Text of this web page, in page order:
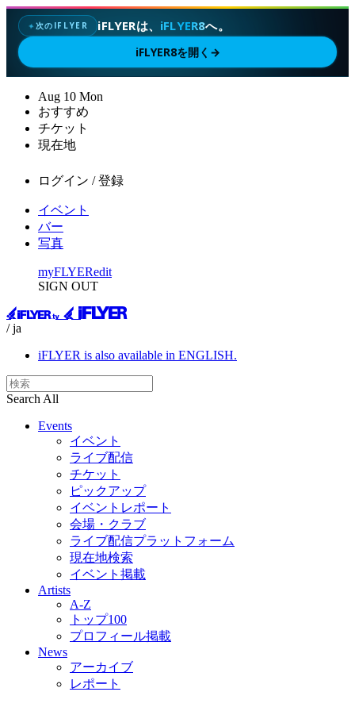
✦次のIFLYER iFLYERは、 iFLYER8へ。
iFLYER8を開く →
Aug 10 Mon
おすすめ
チケット
現在地
ログイン / 登録
イベント
バー
写真
myFLYERedit
SIGN OUT
/ ja
iFLYER is also available in ENGLISH.
Search All
Events
イベント
ライブ配信
チケット
ピックアップ
イベントレポート
会場・クラブ
ライブ配信プラットフォーム
現在地検索
イベント掲載
Artists
A-Z
トップ100
プロフィール掲載
News
アーカイブ
レポート